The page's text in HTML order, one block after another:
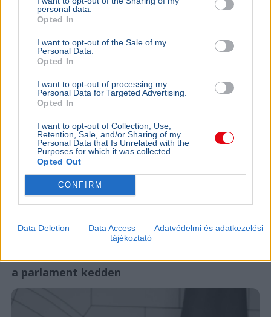
personal data.
Opted In
I want to opt-out of the Sale of my
Personal Data.
Opted In
I want to opt-out of processing my
Personal Data for Targeted Advertising.
Opted In
I want to opt-out of Collection, Use,
Retention, Sale, and/or Sharing of my
Personal Data that Is Unrelated with the
Purposes for which it was collected.
Opted Out
CONFIRM
Data Deletion Data Access
Adatvédelmi és adatkezelési
tájékoztató
Energiakrízis
A Duna vízszintje Paksnál emelkedik, ám az atomerőmű
továbbra is jelentősen visszaterhelt állapotban,
2026. augusztus 7.
a parlament kedden